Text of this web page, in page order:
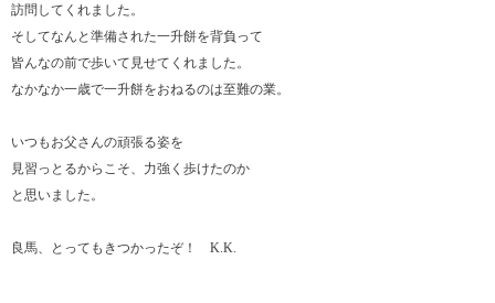
訪問してくれました。
そしてなんと準備された一升餅を背負って
皆んなの前で歩いて見せてくれました。
なかなか一歳で一升餅をおねるのは至難の業。
いつもお父さんの頑張る姿を
見習っとるからこそ、力強く歩けたのか
と思いました。
良馬、とってもきつかったぞ！ K.K.